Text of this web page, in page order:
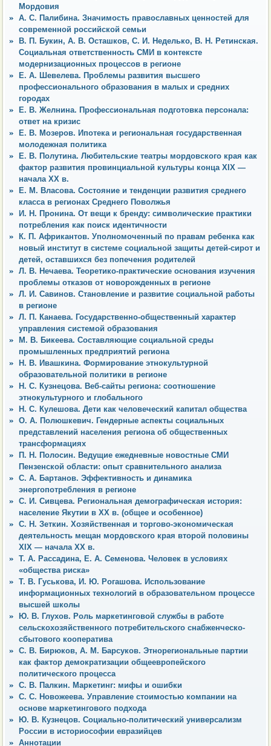
Мордовия
А. С. Палибина. Значимость православных ценностей для
современной российской семьи
В. П. Букин, А. В. Осташков, С. И. Неделько, В. Н. Ретинская.
Социальная ответственность СМИ в контексте
модернизационных процессов в регионе
Е. А. Шевелева. Проблемы развития высшего
профессионального образования в малых и средних
городах
Е. В. Желнина. Профессиональная подготовка персонала:
ответ на кризис
Е. В. Мозеров. Ипотека и региональная государственная
молодежная политика
Е. В. Полутина. Любительские театры мордовского края как
фактор развития провинциальной культуры конца XIX —
начала ХХ в.
Е. М. Власова. Состояние и тенденции развития среднего
класса в регионах Среднего Поволжья
И. Н. Пронина. От вещи к бренду: символические практики
потребления как поиск идентичности
К. П. Африкантов. Уполномоченный по правам ребенка как
новый институт в системе социальной защиты детей-сирот и
детей, оставшихся без попечения родителей
Л. В. Нечаева. Теоретико-практические основания изучения
проблемы отказов от новорожденных в регионе
Л. И. Савинов. Становление и развитие социальной работы
в регионе
Л. П. Канаева. Государственно-общественный характер
управления системой образования
М. В. Бикеева. Составляющие социальной среды
промышленных предприятий региона
Н. В. Ивашкина. Формирование этнокультурной
образовательной политики в регионе
Н. С. Кузнецова. Веб-сайты региона: соотношение
этнокультурного и глобального
Н. С. Кулешова. Дети как человеческий капитал общества
О. А. Полюшкевич. Гендерные аспекты социальных
представлений населения региона об общественных
трансформациях
П. Н. Полосин. Ведущие ежедневные новостные СМИ
Пензенской области: опыт сравнительного анализа
С. А. Бартанов. Эффективность и динамика
энергопотребления в регионе
С. И. Сивцева. Региональная демографическая история:
население Якутии в ХХ в. (общее и особенное)
С. Н. Зеткин. Хозяйственная и торгово-экономическая
деятельность мещан мордовского края второй половины
XIX — начала XX в.
Т. А. Рассадина, Е. А. Семенова. Человек в условиях
«общества риска»
Т. В. Гуськова, И. Ю. Рогашова. Использование
информационных технологий в образовательном процессе
высшей школы
Ю. В. Глухов. Роль маркетинговой службы в работе
сельскохозяйственного потребительского снабженческо-
сбытового кооператива
С. В. Бирюков, А. М. Барсуков. Этнорегиональные партии
как фактор демократизации общеевропейского
политического процесса
С. В. Палкин. Маркетинг: мифы и ошибки
С. С. Новожеева. Управление стоимостью компании на
основе маркетингового подхода
Ю. В. Кузнецов. Социально-политический универсализм
России в историософии евразийцев
Аннотации